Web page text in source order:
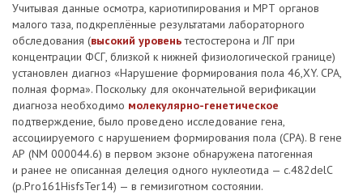
Учитывая данные осмотра, кариотипирования и МРТ органов
малого таза, подкреплённые результатами лабораторного
обследования (высокий уровеньтестостерона и ЛГ при
концентрации ФСГ, близкой к нижней физиологической границе)
установлен диагноз «Нарушение формирования пола 46,XY. СРА,
полная форма». Поскольку для окончательной верификации
диагноза необходимо молекулярно-генетическое
подтверждение, было проведено исследование гена,
ассоциируемого с нарушением формирования пола (СРА). В гене
АР (NM 000044.6) в первом экзоне обнаружена патогенная
и ранее не описанная делеция одного нуклеотида — c.482delC
(p.Pro161HisfsTer14) — в гемизиготном состоянии.